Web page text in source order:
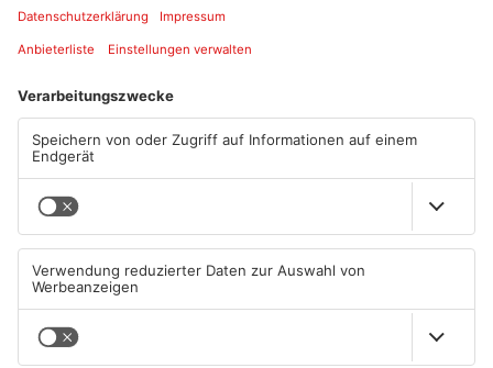
Schwimmbad bleibt heute
geschlossen
KINZIG-KREIS
Biebergemünd